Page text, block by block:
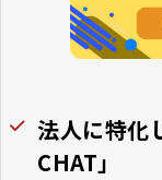
法人に特化
CHAT」